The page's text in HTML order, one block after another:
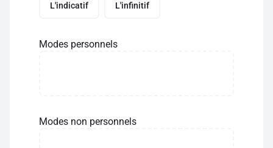
L'indicatif L'infinitif
Modes personnels
Modes non personnels